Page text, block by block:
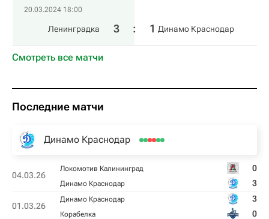
20.03.2024 18:00
Ленинградка 3 : 1 Динамо Краснодар
Смотреть все матчи
Последние матчи
Динамо Краснодар
04.03.26
Локомотив Калининград 0
Динамо Краснодар 3
01.03.26
Динамо Краснодар 3
Корабелка 0